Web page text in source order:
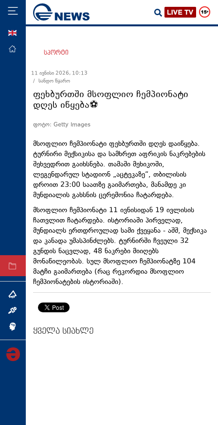
მთავარი
ეკონომიკა
მსოფლიო
სამართალი
თავდაცვა
რეგიონი
კულტურა
სპორტი
ტექნოლოგიები
ტაბლოიდი
ინტერვიუ
ინქვიზიცია
სპორტი
11 ივნისი 2026, 10:13
/ სანდო წყარო
ფეხბურთში მსოფლიო ჩემპიონატი
დღეს იწყება⚽
ფოტო: Getty Images
მსოფლიო ჩემპიონატი ფეხბურთში დღეს დაიწყება.
ტურნირი მექსიკისა და სამხრეთ აფრიკის ნაკრებების
შეხვედრით გაიხსნება. თამაში მეხიკოში,
ლეგენდარულ სტადიონ „აცტეკაზე“, თბილისის
დროით 23:00 საათზე გაიმართება, მანამდე კი
მუნდიალის გახსნის ცერემონია ჩატარდება.
მსოფლიო ჩემპიონატი 11 ივნისიდან 19 ივლისის
ჩათვლით ჩატარდება. ისტორიაში პირველად,
მუნდიალს ერთდროულად სამი ქვეყანა - აშშ, მექსიკა
და კანადა უმასპინძლებს. ტურნირში ჩვეული 32
გუნდის ნაცვლად, 48 ნაკრები მიიღებს
მონაწილეობას. სულ მსოფლიო ჩემპიონატზე 104
მატჩი გაიმართება (რაც რეკორდია მსოფლიო
ჩემპიონატების ისტორიაში).
ყველა სიახლე